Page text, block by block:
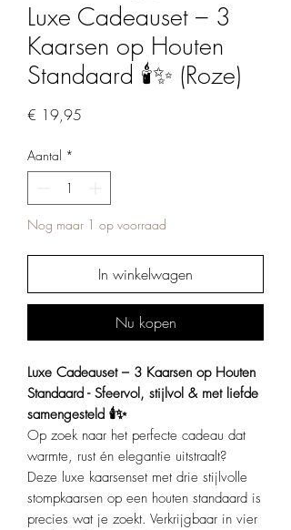
Luxe Cadeauset – 3
Kaarsen op Houten
Standaard 🕯️✨ (Roze)
€ 19,95
Aantal *
Nog maar 1 op voorraad
In winkelwagen
Nu kopen
Luxe Cadeauset – 3 Kaarsen op Houten
Standaard - Sfeervol, stijlvol & met liefde
samengesteld 🕯️✨
Op zoek naar het perfecte cadeau dat
warmte, rust én elegantie uitstraalt?
Deze luxe kaarsenset met drie stijlvolle
stompkaarsen op een houten standaard is
precies wat je zoekt. Verkrijgbaar in vier